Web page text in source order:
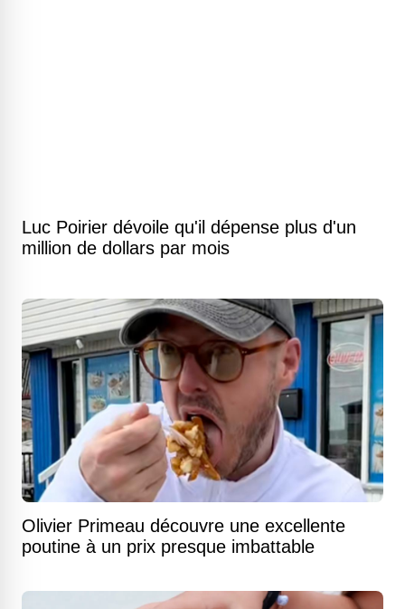
Luc Poirier dévoile qu'il dépense plus d'un
million de dollars par mois
Olivier Primeau découvre une excellente
poutine à un prix presque imbattable